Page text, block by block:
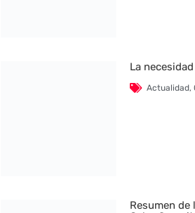
La
Actualidad,
Resumen